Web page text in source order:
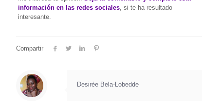
información en las redes sociales, si te ha resultado
interesante.
Compartir
Desirée Bela-Lobedde